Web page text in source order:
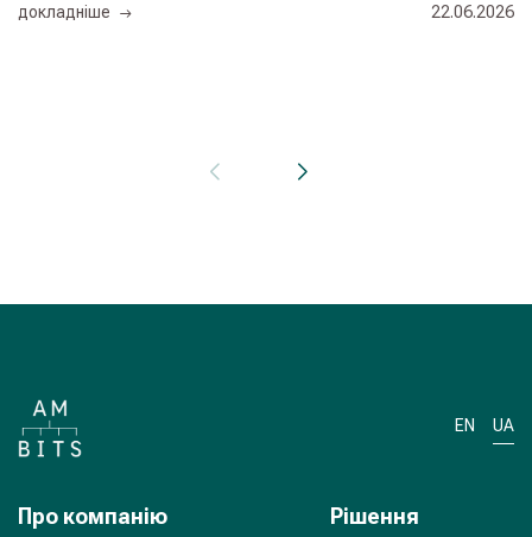
докладнiше 22.06.2026
EN UA
Про компанiю Рiшення